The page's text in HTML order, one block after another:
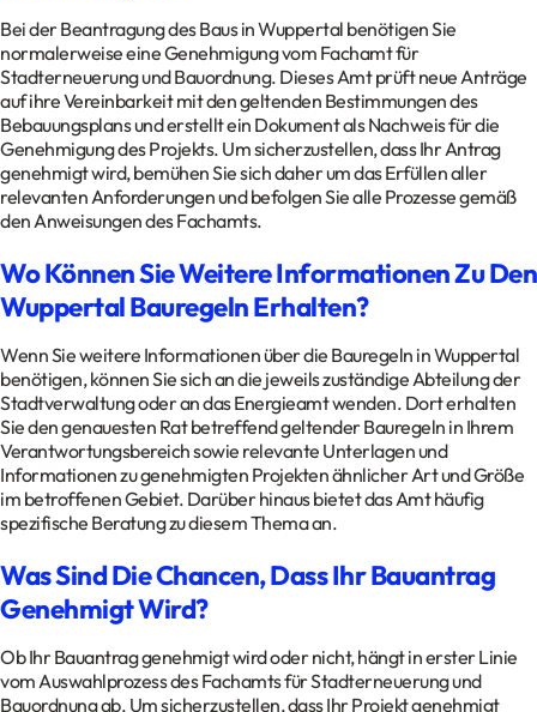
Bei der Beantragung des Baus in Wuppertal benötigen Sie
normalerweise eine Genehmigung vom Fachamt für
Stadterneuerung und Bauordnung. Dieses Amt prüft neue Anträge
auf ihre Vereinbarkeit mit den geltenden Bestimmungen des
Bebauungsplans und erstellt ein Dokument als Nachweis für die
Genehmigung des Projekts. Um sicherzustellen, dass Ihr Antrag
genehmigt wird, bemühen Sie sich daher um das Erfüllen aller
relevanten Anforderungen und befolgen Sie alle Prozesse gemäß
den Anweisungen des Fachamts.
Wo Können Sie Weitere Informationen Zu Den
Wuppertal Bauregeln Erhalten?
Wenn Sie weitere Informationen über die Bauregeln in Wuppertal
benötigen, können Sie sich an die jeweils zuständige Abteilung der
Stadtverwaltung oder an das Energieamt wenden. Dort erhalten
Sie den genauesten Rat betreffend geltender Bauregeln in Ihrem
Verantwortungsbereich sowie relevante Unterlagen und
Informationen zu genehmigten Projekten ähnlicher Art und Größe
im betroffenen Gebiet. Darüber hinaus bietet das Amt häufig
spezifische Beratung zu diesem Thema an.
Was Sind Die Chancen, Dass Ihr Bauantrag
Genehmigt Wird?
Ob Ihr Bauantrag genehmigt wird oder nicht, hängt in erster Linie
vom Auswahlprozess des Fachamts für Stadterneuerung und
Bauordnung ab. Um sicherzustellen, dass Ihr Projekt genehmigt